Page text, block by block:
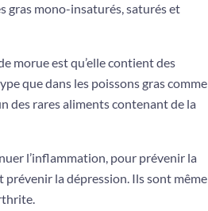
gras mono-insaturés, saturés et
morue est qu’elle contient des
que dans les poissons gras comme
des rares aliments contenant de la
l’inflammation, pour prévenir la
la dépression. Ils sont même